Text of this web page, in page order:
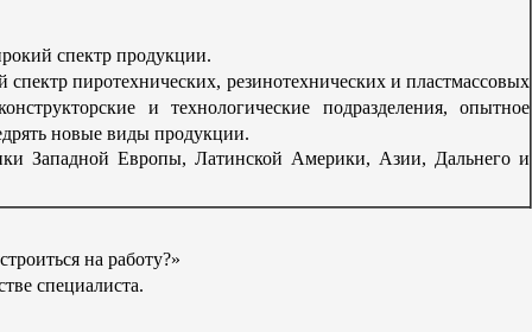
спектр продукции.
пиротехнических, резинотехнических и пластмассовых
и технологические подразделения, опытное
новые виды продукции.
Западной Европы, Латинской Америки, Азии, Дальнего и
на работу?»
специалиста.